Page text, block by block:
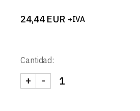
24,44 EUR +IVA
Cantidad:
SPOT CUADRADO
-
+